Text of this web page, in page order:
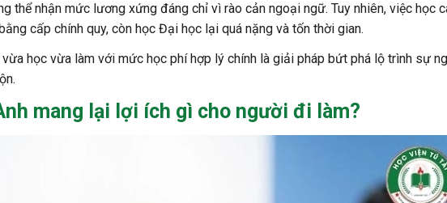
thể nhận mức lương xứng đáng chỉ vì rào cản ngoại ngữ. Tuy nhiên, việc học
cấp chính quy, còn học Đại học lại quá nặng và tốn thời gian.
vừa học vừa làm với mức học phí hợp lý chính là giải pháp bứt phá lộ trình sự
mang lại lợi ích gì cho người đi làm?